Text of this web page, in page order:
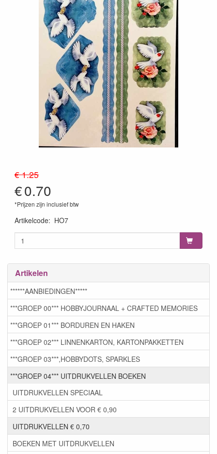
€ 1.25
€0.70
*Prijzen zijn inclusief btw
Artikelcode: HO7
Artikelen
******AANBIEDINGEN*****
***GROEP 00*** HOBBYJOURNAAL + CRAFTED MEMORIES
***GROEP 01*** BORDUREN EN HAKEN
***GROEP 02*** LINNENKARTON, KARTONPAKKETTEN
***GROEP 03***,HOBBYDOTS, SPARKLES
***GROEP 04*** UITDRUKVELLEN BOEKEN
UITDRUKVELLEN SPECIAAL
2 UITDRUKVELLEN VOOR € 0,90
UITDRUKVELLEN € 0,70
BOEKEN MET UITDRUKVELLEN